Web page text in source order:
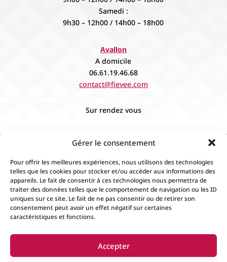
Gérer le consentement
Pour offrir les meilleures expériences, nous utilisons des technologies
telles que les cookies pour stocker et/ou accéder aux informations des
appareils. Le fait de consentir à ces technologies nous permettra de
traiter des données telles que le comportement de navigation ou les ID
uniques sur ce site. Le fait de ne pas consentir ou de retirer son
consentement peut avoir un effet négatif sur certaines
caractéristiques et fonctions.
Accepter
Samedi :
9h30 – 12h00 / 14h00 – 18h00
Avallon
A domicile
06.61.19.46.68
contact@fievee.com
Sur rendez vous
Accueil Contact Boutique
Événements
Mentions Légales
Conditions générales de
ventes